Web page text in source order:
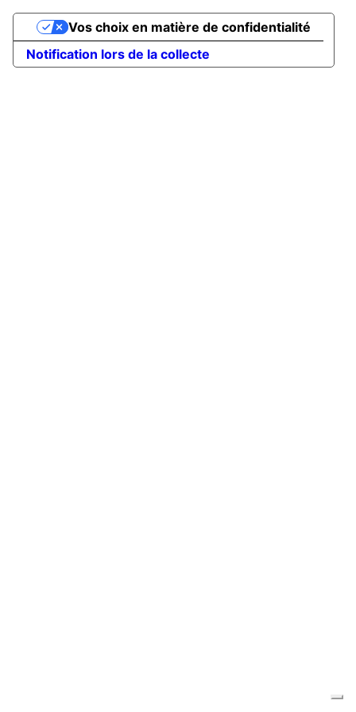
Notification lors de la collecte
Vos choix en matière de confidentialité